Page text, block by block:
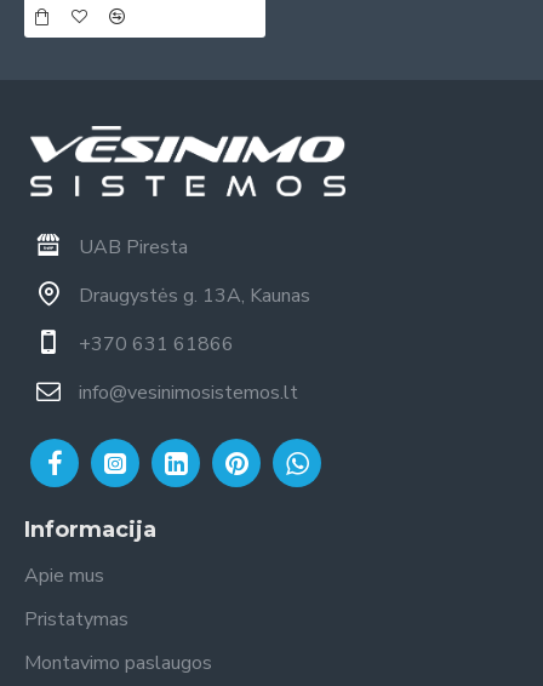
UAB Piresta
Draugystės g. 13A, Kaunas
+370 631 61866
info@vesinimosistemos.lt
Informacija
Apie mus
Pristatymas
Montavimo paslaugos